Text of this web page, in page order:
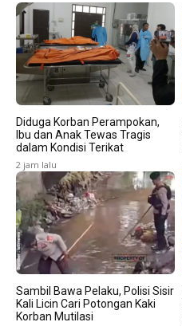
Diduga Korban Perampokan,
Ibu dan Anak Tewas Tragis
dalam Kondisi Terikat
2 jam lalu
Sambil Bawa Pelaku, Polisi Sisir
Kali Licin Cari Potongan Kaki
Korban Mutilasi